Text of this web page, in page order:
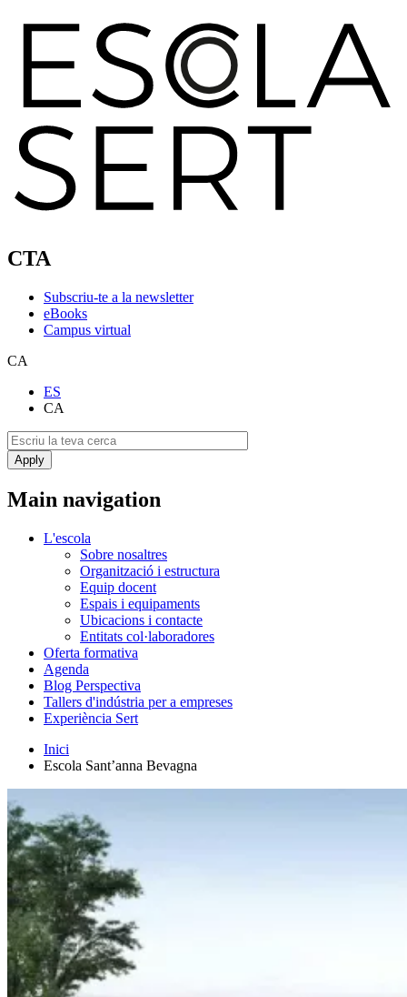
CTA
Subscriu-te a la newsletter
eBooks
Campus virtual
CA
ES
CA
Main navigation
L'escola
Sobre nosaltres
Organització i estructura
Equip docent
Espais i equipaments
Ubicacions i contacte
Entitats col·laboradores
Oferta formativa
Agenda
Blog Perspectiva
Tallers d'indústria per a empreses
Experiència Sert
Inici
Escola Sant’anna Bevagna